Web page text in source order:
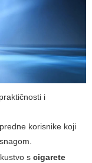
i
korisnike koji
s cigarete